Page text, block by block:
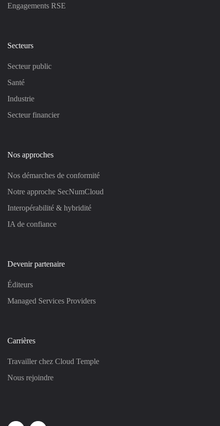
Engagements RSE
Secteurs
Secteur public
Santé
Industrie
Secteur financier
Nos approches
Nos démarches de conformité
Notre approche SecNumCloud
Interopérabilité & hybridité
IA de confiance
Devenir partenaire
Éditeurs
Managed Services Providers
Carrières
Travailler chez Cloud Temple
Nous rejoindre